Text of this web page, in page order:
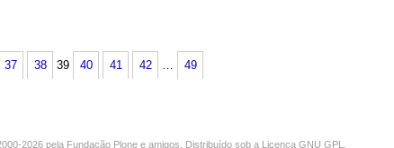
37 38 39 40 41 42 49
2026 pela Fundação Plone e amigos. Distribuído sob a Licença GNU GPL